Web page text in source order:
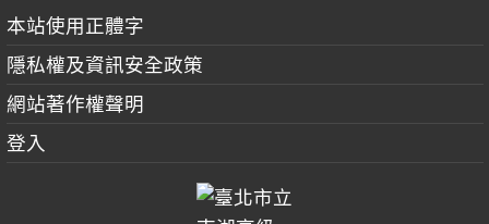
本站使用正體字
隱私權及資訊安全政策
網站著作權聲明
登入